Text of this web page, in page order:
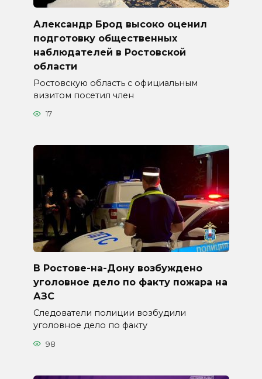
Александр Брод высоко оценил
подготовку общественных
наблюдателей в Ростовской
области
Ростовскую область с официальным
визитом посетил член
17
В Ростове-на-Дону возбуждено
уголовное дело по факту пожара на
АЗС
Следователи полиции возбудили
уголовное дело по факту
98